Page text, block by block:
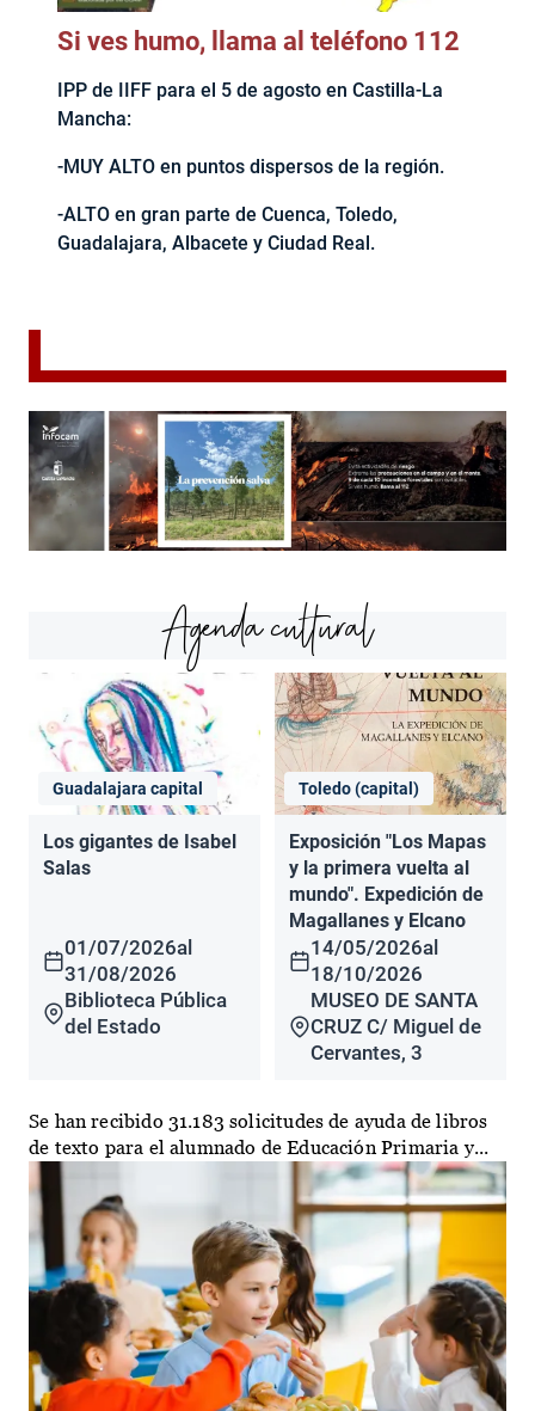
Si ves humo, llama al teléfono 112
IPP de IIFF para el 5 de agosto en Castilla-La
Mancha:
-MUY ALTO en puntos dispersos de la región.
-ALTO en gran parte de Cuenca, Toledo,
Guadalajara, Albacete y Ciudad Real.
Agenda cultural
Guadalajara capital
Los gigantes de Isabel
Salas
01/07/2026al
31/08/2026
Biblioteca Pública
del Estado
Toledo (capital)
Exposición "Los Mapas
y la primera vuelta al
mundo". Expedición de
Magallanes y Elcano
14/05/2026al
18/10/2026
MUSEO DE SANTA
CRUZ C/ Miguel de
Cervantes, 3
Se han recibido 31.183 solicitudes de ayuda de libros
de texto para el alumnado de Educación Primaria y...